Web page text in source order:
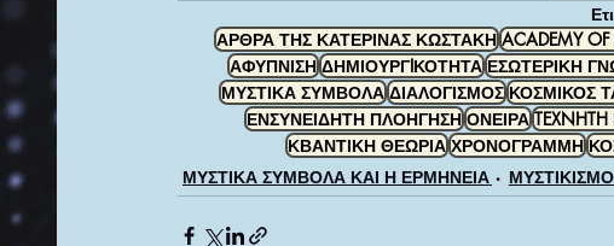
ΑΡΘΡΑ ΤΗΣ ΚΑΤΕΡΙΝΑΣ ΚΩΣΤΑΚΗ ACADEMY OF
ΑΦΥΠΝΙΣΗ ΔΗΜΙΟΥΡΓIΚΟΤΗΤΑ ΕΣΩΤΕΡΙΚΗ
ΜΥΣΤΙΚΑ ΣΥΜΒΟΛΑ ΔΙΑΛΟΓΙΣΜΟΣ ΚΟΣΜΙΚΟΣ
ΕΝΣΥΝΕΙΔΗΤΗ ΠΛΟΗΓΗΣΗ ΟΝΕΙΡΑ
ΚΒΑΝΤΙΚΗ ΘΕΩΡΙΑ ΧΡΟΝΟΓΡΑΜΜΗ
ΜΥΣΤΙΚΑ ΣΥΜΒΟΛΑ ΚΑΙ Η ΕΡΜΗΝΕΙΑ ΤΟΥΣ